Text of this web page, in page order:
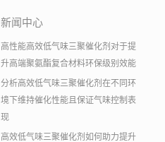
新闻中心
高性能高效低气味三聚催化剂对于提
升高端聚氨酯复合材料环保级别效能
分析高效低气味三聚催化剂在不同环
境下维持催化性能且保证气味控制表
现
高效低气味三聚催化剂如何助力提升